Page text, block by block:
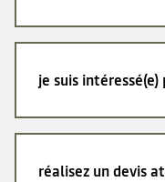
je suis
réalisez un devis